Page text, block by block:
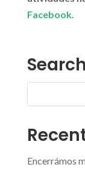
Facebook.
Search
Encerrámos